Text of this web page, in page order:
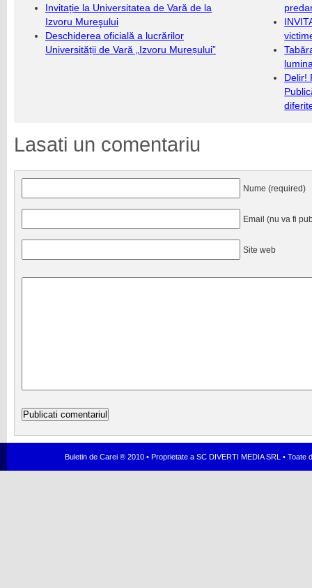
Invitație la Universitatea de Vară de la
Izvoru Mureşului
Deschiderea oficială a lucrărilor
Universității de Vară „Izvoru Mureșului”
Delir!
Lasati un comentariu
Nume (required)
Email (nu va fi
Site web
Buletin de Carei ® 2010 • Proprietate a SC DIVERTI MEDIA SRL •